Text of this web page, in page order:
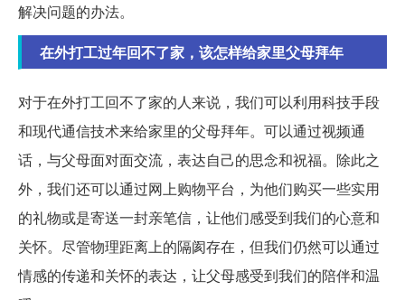
解决问题的办法。
在外打工过年回不了家，该怎样给家里父母拜年
对于在外打工回不了家的人来说，我们可以利用科技手段
和现代通信技术来给家里的父母拜年。可以通过视频通
话，与父母面对面交流，表达自己的思念和祝福。除此之
外，我们还可以通过网上购物平台，为他们购买一些实用
的礼物或是寄送一封亲笔信，让他们感受到我们的心意和
关怀。尽管物理距离上的隔阂存在，但我们仍然可以通过
情感的传递和关怀的表达，让父母感受到我们的陪伴和温